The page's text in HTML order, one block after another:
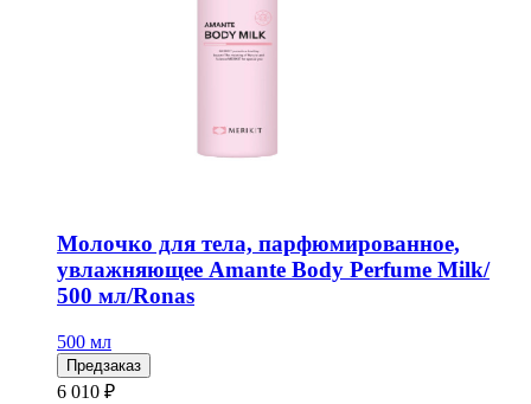
Молочко для тела, парфюмированное,
увлажняющее Amante Body Perfume Milk/
500 мл/Ronas
500 мл
Предзаказ
6 010 ₽